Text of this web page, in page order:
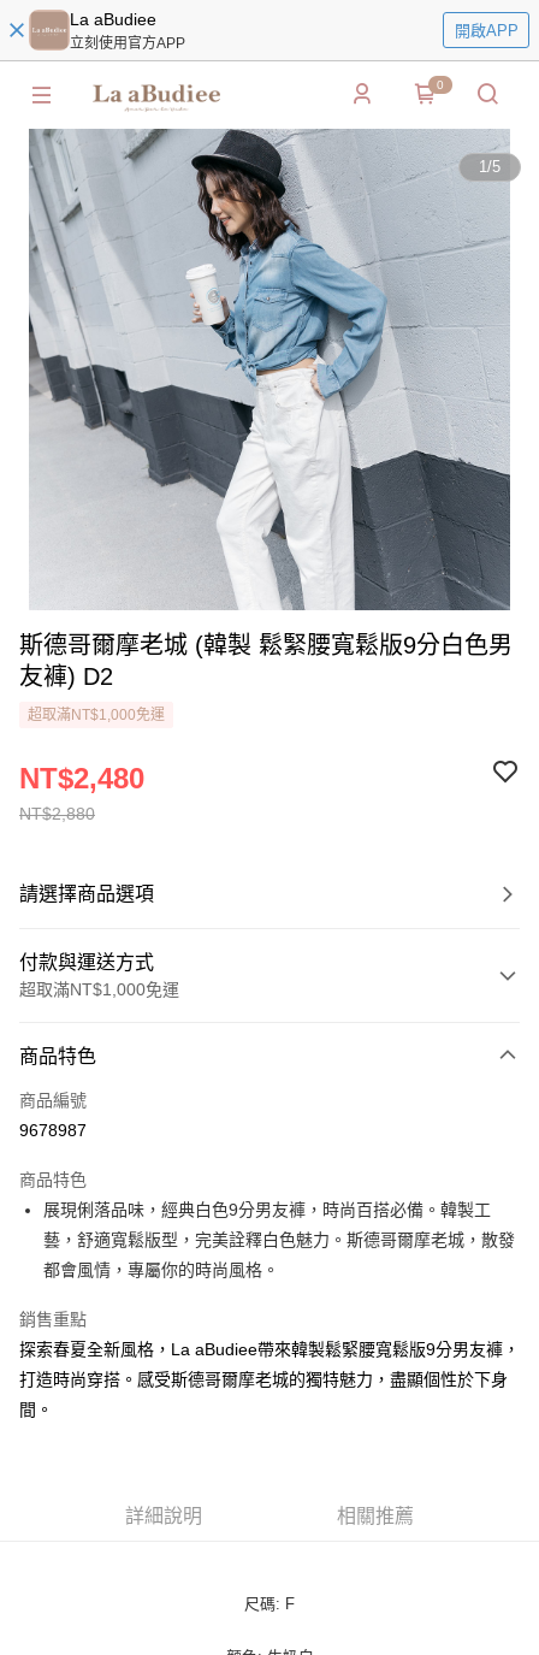
La aBudiee
立刻使用官方APP
開啟APP
0
1/5
斯德哥爾摩老城 (韓製 鬆緊腰寬鬆版9分白色男
友褲) D2
超取滿NT$1,000免運
NT$2,880
NT$2,480
請選擇商品選項
付款與運送方式
超取滿NT$1,000免運
信用卡一次付款
LINE Pay
悠遊付
ATM付款
運送方式
付款後全家純取貨
每筆NT$100，滿NT$1,000(含以上)免運費
商品特色
商品編號
9678987
商品特色
展現俐落品味，經典白色9分男友褲，時尚百搭必備。韓製工
藝，舒適寬鬆版型，完美詮釋白色魅力。斯德哥爾摩老城，散發
都會風情，專屬你的時尚風格。
銷售重點
探索春夏全新風格，La aBudiee帶來韓製鬆緊腰寬鬆版9分男友褲，
打造時尚穿搭。感受斯德哥爾摩老城的獨特魅力，盡顯個性於下身
間。
詳細說明 相關推薦
尺碼: F